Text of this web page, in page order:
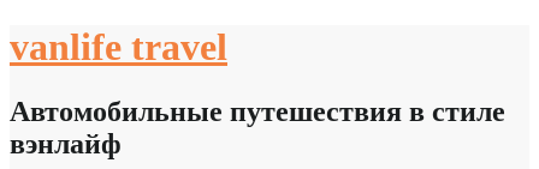
to
vanlife travel
Автомобильные путешествия в стиле
вэнлайф